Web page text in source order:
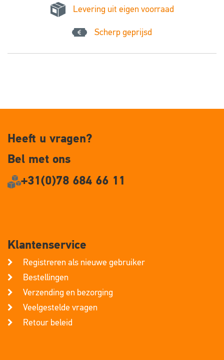
Levering uit eigen voorraad
Scherp geprijsd
Heeft u vragen?
Bel met ons
+31(0)78 684 66 11
Klantenservice
Registreren als nieuwe gebruiker
Bestellingen
Verzending en bezorging
Veelgestelde vragen
Retour beleid